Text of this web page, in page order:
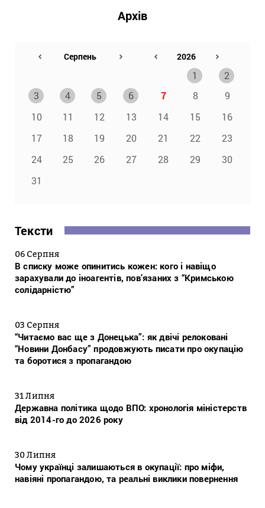
Архів
1
2
3
4 5 6 7 8
9
10
11 12 13 14 15
16
17
18 19 20 21 22
23
24
25 26 27 28 29
30
31
Тексти
06 Серпня
В списку може опинитись кожен: кого і навіщо
зарахували до іноагентів, пов’язаних з “Кримською
солідарністю”
03 Серпня
“Читаємо вас ще з Донецька”: як двічі релоковані
“Новини Донбасу” продовжують писати про окупацію
та боротися з пропагандою
31 Липня
Державна політика щодо ВПО: хронологія міністерств
від 2014-го до 2026 року
30 Липня
Чому українці залишаються в окупації: про міфи,
навіяні пропагандою, та реальні виклики повернення